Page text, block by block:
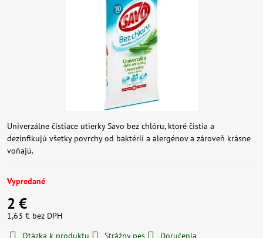
Univerzálne čistiace utierky Savo bez chlóru, ktoré čistia a
dezinfikujú všetky povrchy od baktérií a alergénov a zároveň krásne
voňajú.
Vypredané
2 €
1,63 € bez DPH
Otázka k produktu
Strážny pes
Doručenia